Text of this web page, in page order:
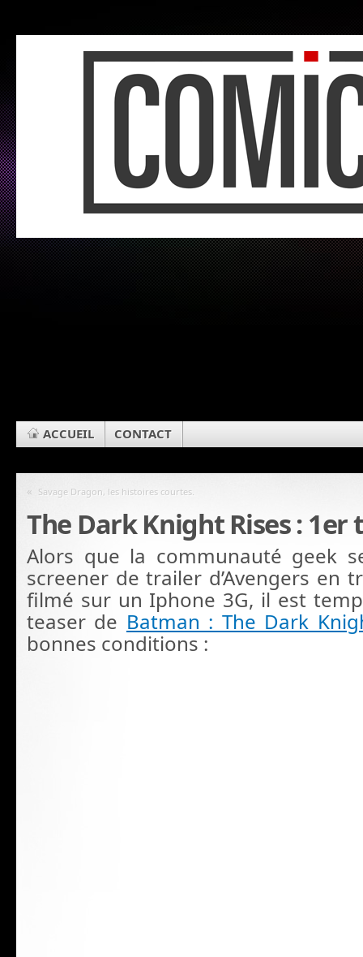
ACCUEIL CONTACT
« Savage Dragon, les histoires courtes.
The Dark Knight Rises : 1er
Alors que la communauté geek
screener de trailer d’Avengers en
filmé sur un Iphone 3G, il est
teaser de Batman : The Dark
bonnes conditions :